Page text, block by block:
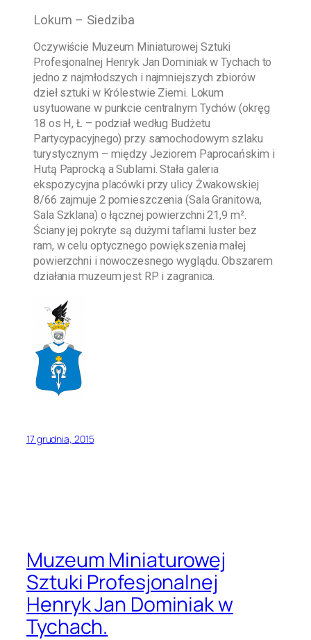
Lokum – Siedziba
Oczywiście Muzeum Miniaturowej Sztuki
Profesjonalnej Henryk Jan Dominiak w Tychach to
jedno z najmłodszych i najmniejszych zbiorów
dzieł sztuki w Królestwie Ziemi. Lokum
usytuowane w punkcie centralnym Tychów (okręg
18 os H, Ł – podział według Budżetu
Partycypacyjnego) przy samochodowym szlaku
turystycznym – między Jeziorem Paprocańskim i
Hutą Paprocką a Sublami. Stała galeria
ekspozycyjna placówki przy ulicy Żwakowskiej
8/66 zajmuje 2 pomieszczenia (Sala Granitowa,
Sala Szklana) o łącznej powierzchni 21,9 m².
Ściany jej pokryte są dużymi taflami luster bez
ram, w celu optycznego powiększenia małej
powierzchni i nowoczesnego wyglądu. Obszarem
działania muzeum jest RP i zagranica.
17 grudnia, 2015
Muzeum Miniaturowej
Sztuki Profesjonalnej
Henryk Jan Dominiak w
Tychach.